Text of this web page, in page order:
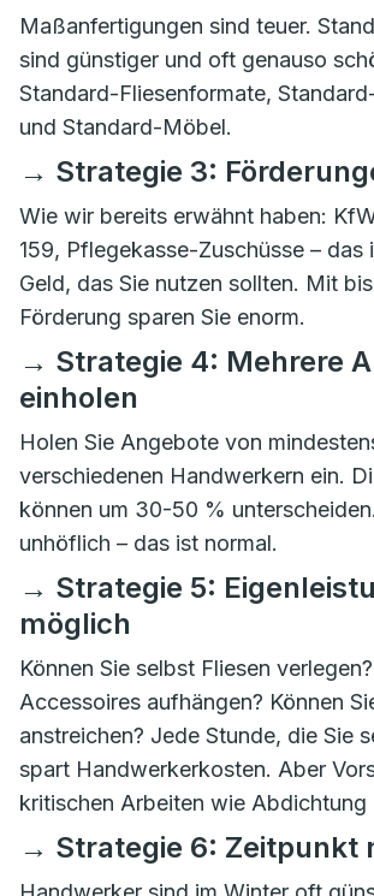
Maßanfertigungen sind teuer.
sind günstiger und oft genauso
Standard-Fliesenformate,
und Standard-Möbel.
→ Strategie 3:
Wie wir bereits erwähnt haben:
159, Pflegekasse-Zuschüsse – das
Geld, das Sie nutzen sollten. Mit
Förderung sparen Sie enorm.
→ Strategie 4: Mehrere
einholen
Holen Sie Angebote von
verschiedenen Handwerkern ein.
können um 30-50 %
unhöflich – das ist normal.
→ Strategie 5:
möglich
Können Sie selbst Fliesen
Accessoires aufhängen? Können
anstreichen? Jede Stunde, die Sie
spart Handwerkerkosten. Aber
kritischen Arbeiten wie Abdichtung
→ Strategie 6: Zeitpunkt